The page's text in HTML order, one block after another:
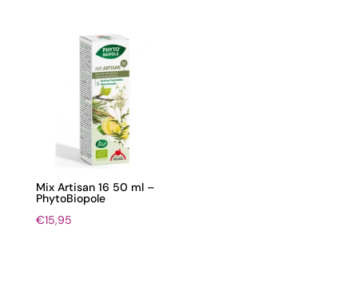
Mix Artisan 16 50 ml –
PhytoBiopole
€15,95